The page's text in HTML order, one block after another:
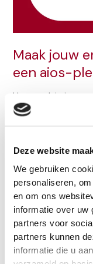
Deze website
We gebruiken
personaliseren,
en om ons
informatie over uw
partners voor
partners kunnen
informatie die u
Maak jouw
een aios-
Hoe maak je jouw
plek? Je staat aan
vervolgopleidingen
van ervaring. Maar
bent met
Maak
ervaring
aantoonbaar
Meer lezen »